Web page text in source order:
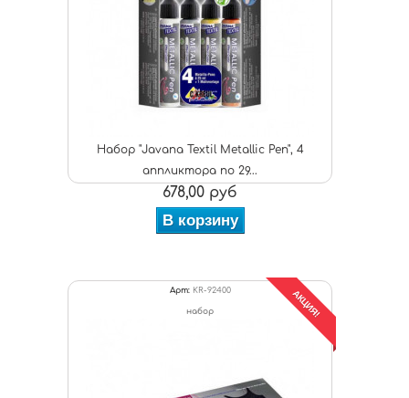
Набор "Javana Textil Metallic Pen", 4
аппликтора по 29...
678,00 руб
В корзину
Арт: KR-92400
набор АКЦИЯ!